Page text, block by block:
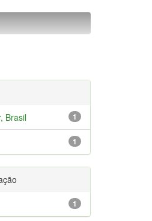
1
Brasil
1
1